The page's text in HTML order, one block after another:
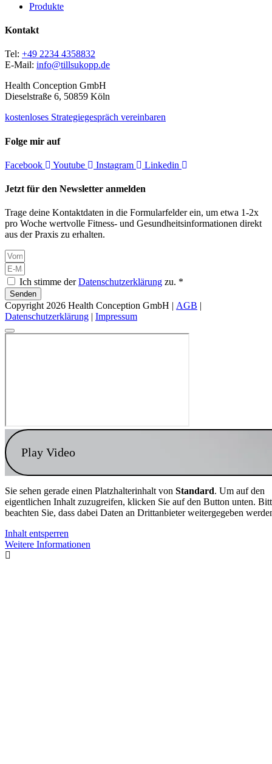
Produkte
Kontakt
Tel: +49 2234 4358832
E-Mail: info@tillsukopp.de
Health Conception GmbH
Dieselstraße 6, 50859 Köln
kostenloses Strategiegespräch vereinbaren
Folge mir auf
Facebook Youtube Instagram Linkedin
Jetzt für den Newsletter anmelden
Trage deine Kontaktdaten in die Formularfelder ein, um etwa 1-2x
pro Woche wertvolle Fitness- und Gesundheitsinformationen direkt
aus der Praxis zu erhalten.
Ich stimme derDatenschutzerklärung zu. *
Senden
Copyright 2026 Health Conception GmbH | AGB
Datenschutzerklärung
Impressum
Play Video
Sie sehen gerade einen Platzhalterinhalt von Standard. Um auf den
eigentlichen Inhalt zuzugreifen, klicken Sie auf den Button unten.
beachten Sie, dass dabei Daten an Drittanbieter weitergegeben
Inhalt entsperren
Weitere Informationen